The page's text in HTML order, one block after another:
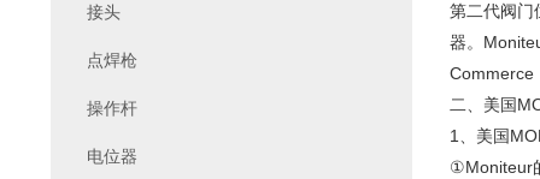
第二代阀门
器。
Commerce
二、美国
1、美国
①Moniteur
接头
点焊枪
操作杆
电位器